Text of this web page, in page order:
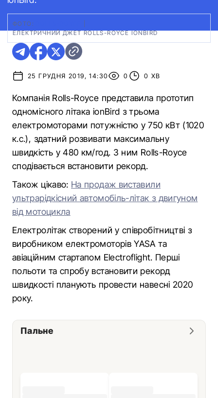
ФОТО:
ЕЛЕКТРИЧНИЙ ДЖЕТ ROLLS-ROYCE IONBIRD
25 ГРУДНЯ 2019, 14:30 0 0 ХВ
Компанія Rolls-Royce представила прототип
одномісного літака ionBird з трьома
електромоторами потужністю у 750 кВт (1020
к.с.), здатний розвивати максимальну
швидкість у 480 км/год. З ним Rolls-Royce
сподівається встановити рекорд.
Також цікаво: На продаж виставили
ультрарідкісний автомобіль-літак з двигуном
від мотоцикла
Електролітак створений у співробітництві з
виробником електромоторів YASA та
авіаційним стартапом Electroflight. Перші
польоти та спробу встановити рекорд
швидкості планують провести навесні 2020
року.
Пальне